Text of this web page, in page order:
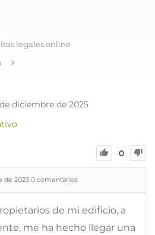
legales online
diciembre de 2025
0
de 2023 0 comentarios
de mi edificio, a
me ha hecho llegar una